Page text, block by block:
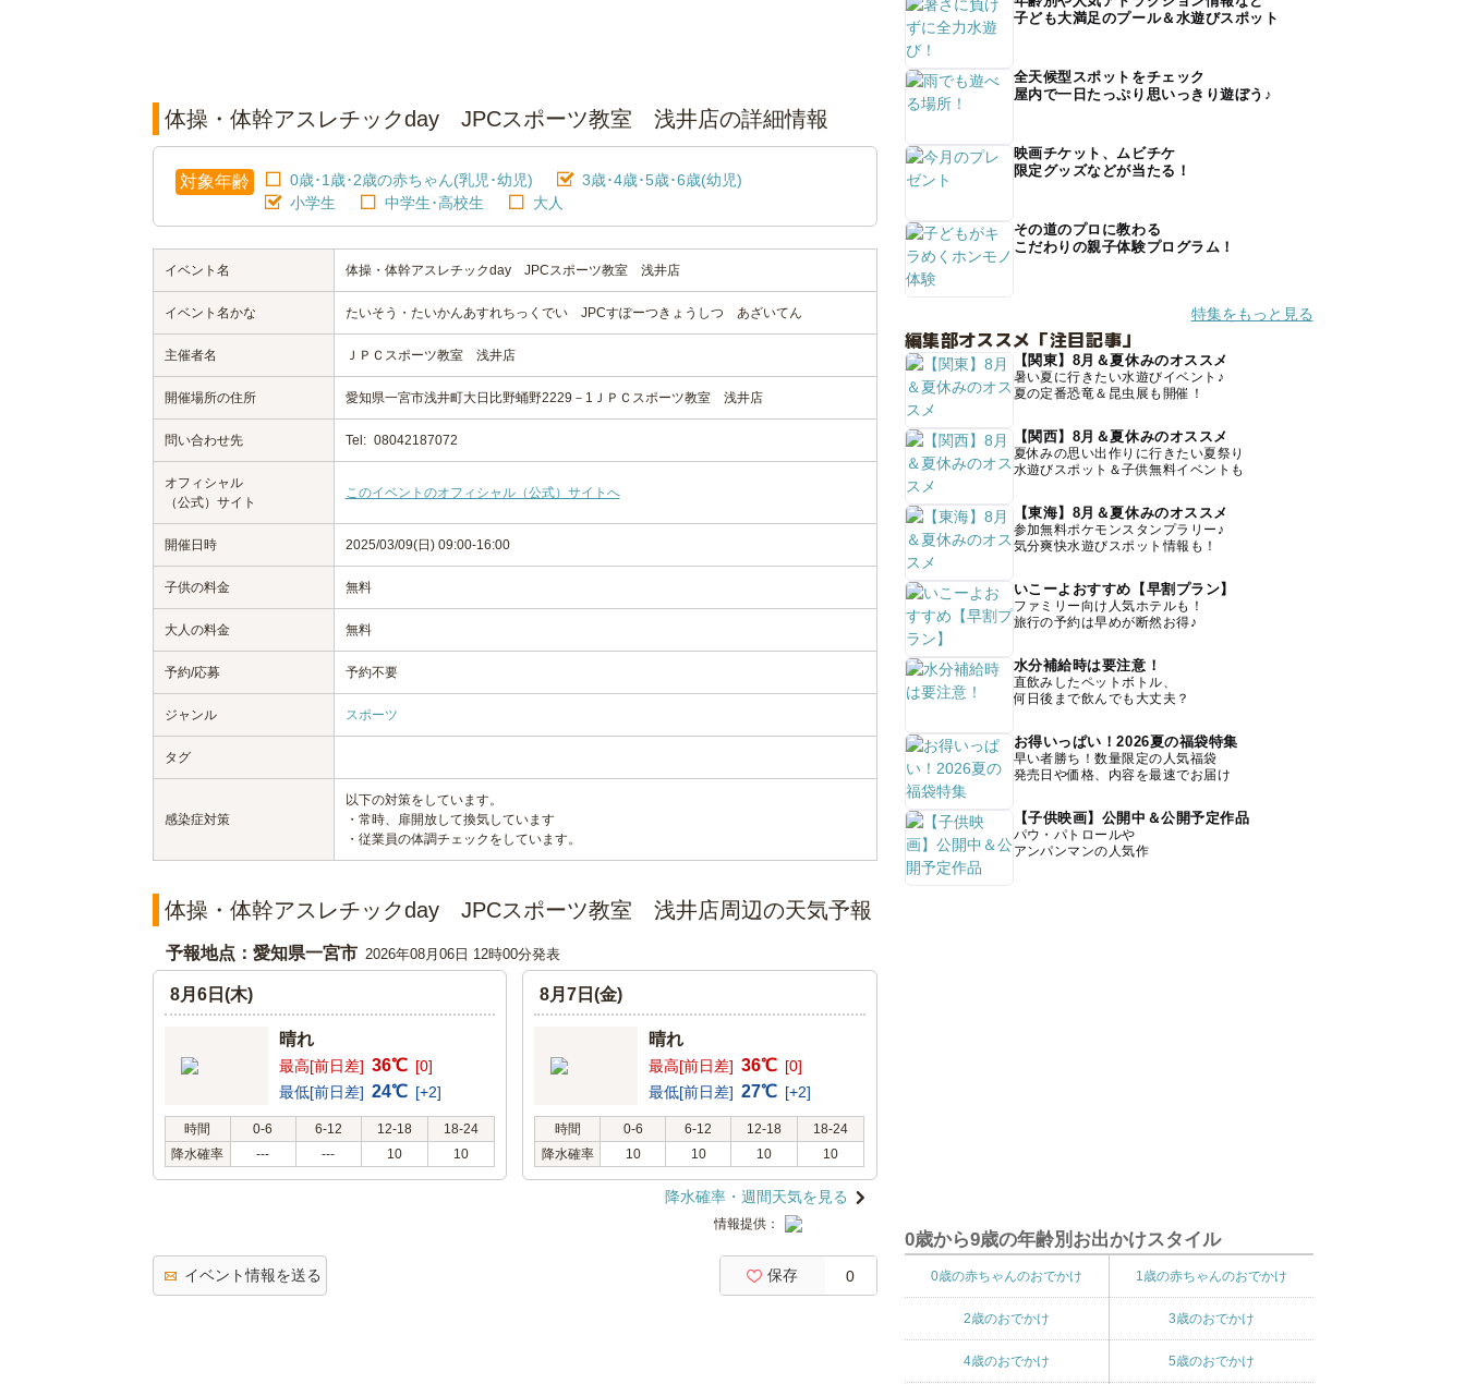
体操・体幹アスレチックday JPCスポーツ教室 浅井店の詳細情報
対象年齢 0歳･1歳･2歳の赤ちゃん(乳児･幼児)
3歳･4歳･5歳･6歳(幼児)
小学生
中学生･高校生 大人
イベント名 体操・体幹アスレチックday JPCスポーツ教室 浅井店
イベント名かな たいそう・たいかんあすれちっくでい JPCすぽーつきょうしつ あざいてん
主催者名 ＪＰＣスポーツ教室 浅井店
開催場所の住所 愛知県一宮市浅井町大日比野蛹野2229－1ＪＰＣスポーツ教室 浅井店
問い合わせ先 Tel: 08042187072
オフィシャル
（公式）サイト
このイベントのオフィシャル（公式）サイトへ
開催日時 2025/03/09(日) 09:00-16:00
子供の料金 無料
大人の料金 無料
予約/応募 予約不要
ジャンル スポーツ
タグ
感染症対策
以下の対策をしています。
・常時、扉開放して換気しています
・従業員の体調チェックをしています。
体操・体幹アスレチックday JPCスポーツ教室 浅井店周辺の天気予報
予報地点：愛知県一宮市 2026年08月06日 12時00分発表
8月6日(木)
晴れ
最高[前日差] 36℃ [0]
最低[前日差] 24℃ [+2]
時間 0-6 6-12 12-18
18-24
降水確率
--- --- 10 10
8月7日(金)
晴れ
最高[前日差] 36℃ [0]
最低[前日差] 27℃ [+2]
時間 0-6 6-12 12-18
18-24
降水確率
10 10 10 10
降水確率・週間天気を見る
情報提供：
イベント情報を送る 保存 0
子ども大満足のプール＆水遊びスポット
全天候型スポットをチェック
屋内で一日たっぷり思いっきり遊ぼう♪
映画チケット、ムビチケ
限定グッズなどが当たる！
その道のプロに教わる
こだわりの親子体験プログラム！
特集をもっと見る
編集部オススメ「注目記事」
【関東】8月＆夏休みのオススメ
暑い夏に行きたい水遊びイベント♪
夏の定番恐竜＆昆虫展も開催！
【関西】8月＆夏休みのオススメ
夏休みの思い出作りに行きたい夏祭り
水遊びスポット＆子供無料イベントも
【東海】8月＆夏休みのオススメ
参加無料ポケモンスタンプラリー♪
気分爽快水遊びスポット情報も！
いこーよおすすめ【早割プラン】
ファミリー向け人気ホテルも！
旅行の予約は早めが断然お得♪
水分補給時は要注意！
直飲みしたペットボトル、
何日後まで飲んでも大丈夫？
お得いっぱい！2026夏の福袋特集
早い者勝ち！数量限定の人気福袋
発売日や価格、内容を最速でお届け
【子供映画】公開中＆公開予定作品
パウ・パトロールや
アンパンマンの人気作
0歳から9歳の年齢別お出かけスタイル
0歳の赤ちゃんのおでかけ 1歳の赤ちゃんのおでかけ
2歳のおでかけ 3歳のおでかけ
4歳のおでかけ 5歳のおでかけ